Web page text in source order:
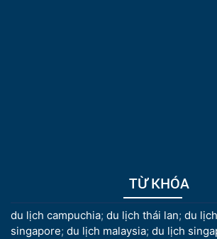
TỪ KHÓA
du lịch campuchia; du lịch thái lan; du
singapore; du lịch malaysia; du lịch